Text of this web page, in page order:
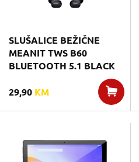
SLUŠALICE BEŽIČNE
MEANIT TWS B60
BLUETOOTH 5.1 BLACK
29,90 KM